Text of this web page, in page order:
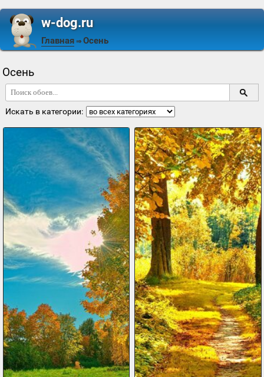
w-dog.ru
Главная ⇒ Осень
Осень
Искать в категории: